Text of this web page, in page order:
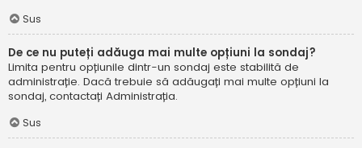
Sus
De ce nu puteți adăuga mai multe opțiuni la sondaj?
Limita pentru opțiunile dintr-un sondaj este stabilită de
administrație. Dacă trebuie să adăugați mai multe opțiuni la
sondaj, contactați Administrația.
Sus